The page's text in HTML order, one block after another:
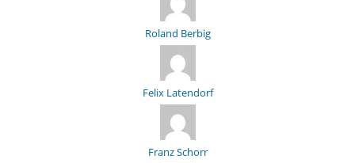
Roland Berbig
Felix Latendorf
Franz Schorr